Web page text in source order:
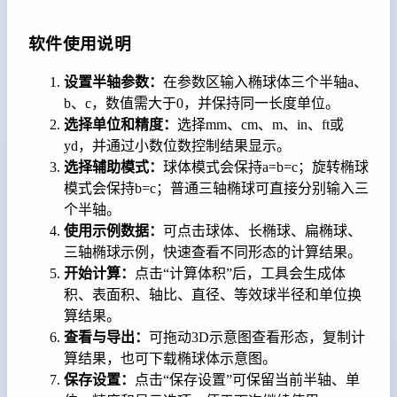
软件使用说明
设置半轴参数： 在参数区输入椭球体三个半轴a、
b、c，数值需大于0，并保持同一长度单位。
选择单位和精度： 选择mm、cm、m、in、ft或
yd，并通过小数位数控制结果显示。
选择辅助模式： 球体模式会保持a=b=c；旋转椭球
模式会保持b=c；普通三轴椭球可直接分别输入三
个半轴。
使用示例数据： 可点击球体、长椭球、扁椭球、
三轴椭球示例，快速查看不同形态的计算结果。
开始计算：
点击“计算体积”后，工具会生成体
积、表面积、轴比、直径、等效球半径和单位换
算结果。
查看与导出： 可拖动3D示意图查看形态，复制计
算结果，也可下载椭球体示意图。
保存设置：
点击“保存设置”可保留当前半轴、单